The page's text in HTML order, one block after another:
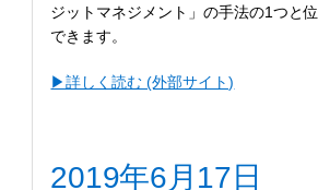
ジットマネジメント」の手法の1つと
できます。
▶︎詳しく読む (外部サイト)
2019年6月17日